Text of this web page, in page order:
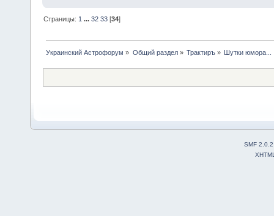
Страницы: 1 ...32 33 [34]
Украинский Астрофорум » Общий раздел» Трактиръ» Шутки юмора...
SMF 2.0.2